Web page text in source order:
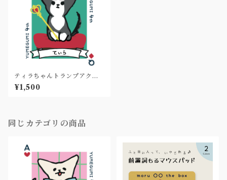
ティラちゃんトランプアクキ
ー(4週年記念グッズ)
¥1,500
同じカテゴリの商品